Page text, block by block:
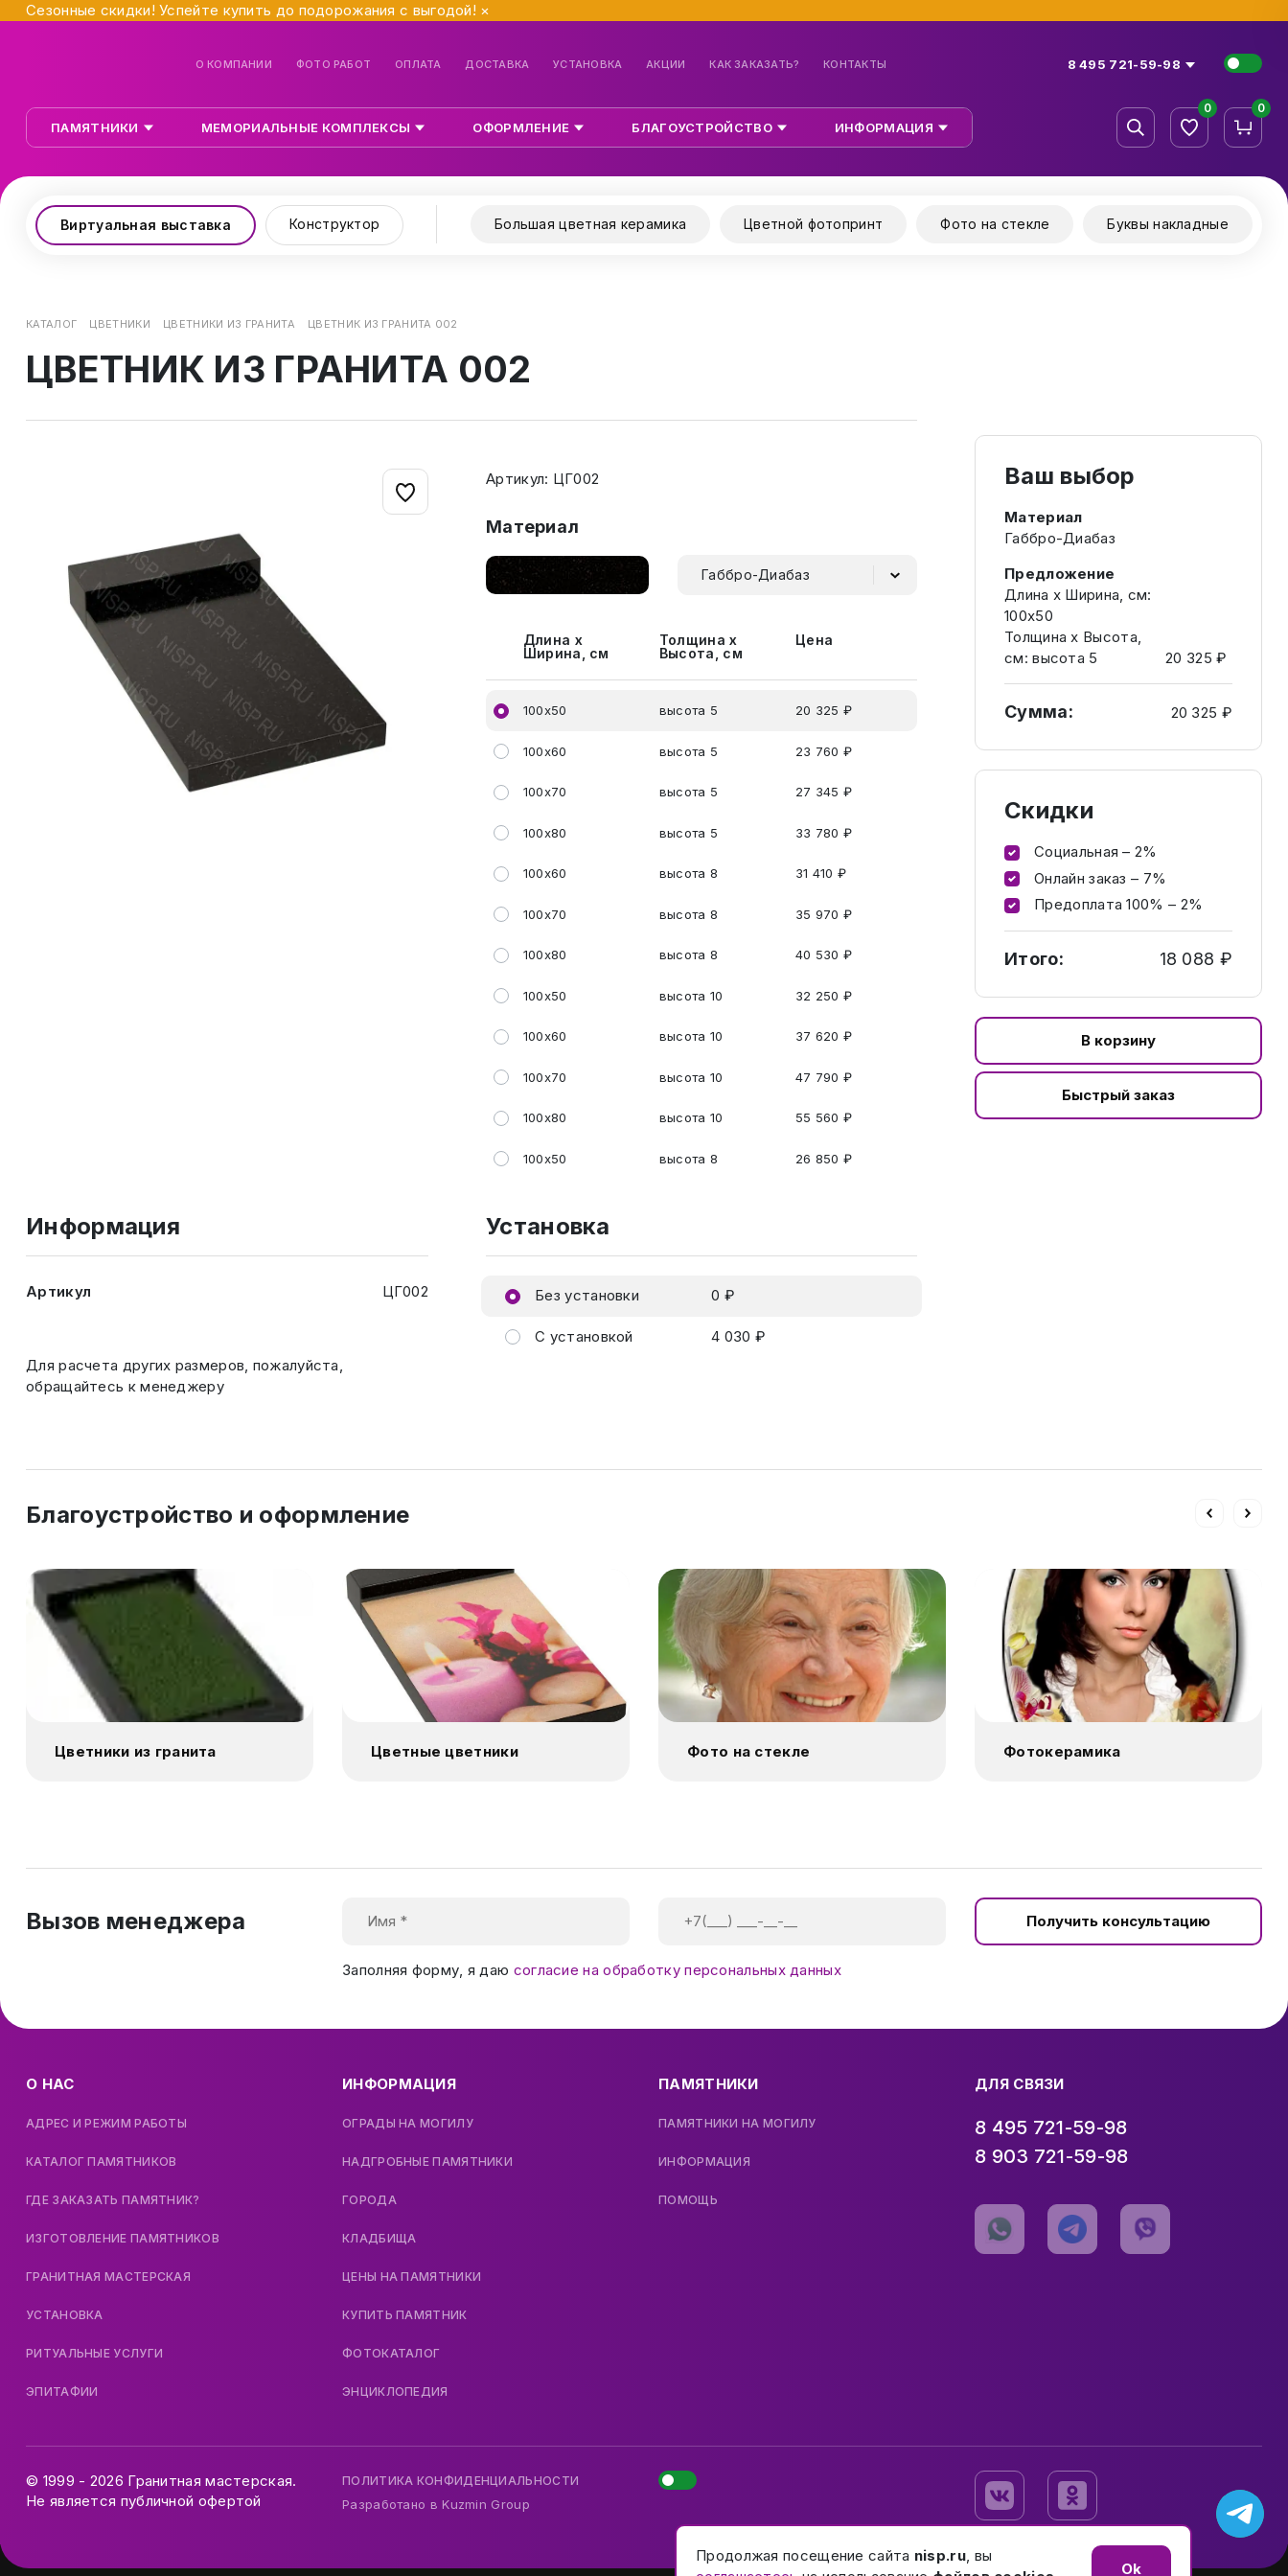
Сезонные скидки! Успейте купить до подорожания с выгодой! ×
О КОМПАНИИ ФОТО РАБОТ ОПЛАТА ДОСТАВКА УСТАНОВКА АКЦИИ КАК ЗАКАЗАТЬ? КОНТАКТЫ 8 495 721-59-98
ПАМЯТНИКИ МЕМОРИАЛЬНЫЕ КОМПЛЕКСЫ ОФОРМЛЕНИЕ БЛАГОУСТРОЙСТВО ИНФОРМАЦИЯ
0 0
Виртуальная выставка Конструктор Большая цветная керамика Цветной фотопринт Фото на стекле Буквы накладные
КАТАЛОГ ЦВЕТНИКИ ЦВЕТНИКИ ИЗ ГРАНИТА ЦВЕТНИК ИЗ ГРАНИТА 002
ЦВЕТНИК ИЗ ГРАНИТА 002
Артикул: ЦГ002
Материал
Габбро-Диабаз
Длина х
Ширина, см
Толщина х
Высота, см
Цена
100х50 высота 5 20 325 ₽
100х60 высота 5 23 760 ₽
100х70 высота 5 27 345 ₽
100х80 высота 5 33 780 ₽
100х60 высота 8 31 410 ₽
100х70 высота 8 35 970 ₽
100х80 высота 8 40 530 ₽
100х50 высота 10 32 250 ₽
100х60 высота 10 37 620 ₽
100х70 высота 10 47 790 ₽
100х80 высота 10 55 560 ₽
100х50 высота 8 26 850 ₽
Информация
Артикул ЦГ002
Для расчета других размеров, пожалуйста,
обращайтесь к менеджеру
Установка
Без установки 0 ₽
С установкой 4 030 ₽
Ваш выбор
Материал
Габбро-Диабаз
Предложение
Длина х Ширина, см:
100х50
Толщина х Высота,
см: высота 5
20 325 ₽
Сумма: 20 325 ₽
Скидки
Социальная – 2%
Онлайн заказ – 7%
Предоплата 100% – 2%
Итого: 18 088 ₽
В корзину
Быстрый заказ
Благоустройство и оформление
Цветники из гранита Цветные цветники Фото на стекле Фотокерамика
Вызов менеджера Получить консультацию
Заполняя форму, я даю согласие на обработку персональных данных
О НАС
АДРЕС И РЕЖИМ РАБОТЫ
КАТАЛОГ ПАМЯТНИКОВ
ГДЕ ЗАКАЗАТЬ ПАМЯТНИК?
ИЗГОТОВЛЕНИЕ ПАМЯТНИКОВ
ГРАНИТНАЯ МАСТЕРСКАЯ
УСТАНОВКА
РИТУАЛЬНЫЕ УСЛУГИ
ЭПИТАФИИ
ИНФОРМАЦИЯ
ОГРАДЫ НА МОГИЛУ
НАДГРОБНЫЕ ПАМЯТНИКИ
ГОРОДА
КЛАДБИЩА
ЦЕНЫ НА ПАМЯТНИКИ
КУПИТЬ ПАМЯТНИК
ФОТОКАТАЛОГ
ЭНЦИКЛОПЕДИЯ
ПАМЯТНИКИ
ПАМЯТНИКИ НА МОГИЛУ
ИНФОРМАЦИЯ
ПОМОЩЬ
ДЛЯ СВЯЗИ
8 495 721-59-98
8 903 721-59-98
© 1999 - 2026 Гранитная мастерская.
Не является публичной офертой
ПОЛИТИКА КОНФИДЕНЦИАЛЬНОСТИ
Разработано вKuzmin Group
Продолжая посещение сайта nisp.ru, вы
Ok